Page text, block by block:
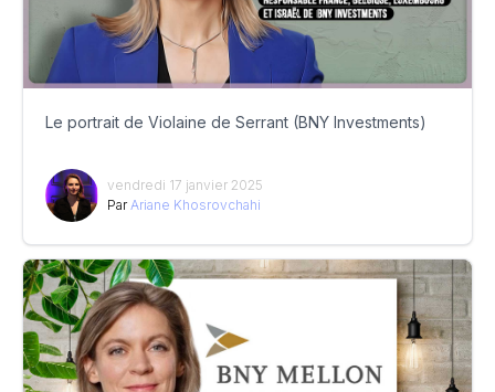
Le portrait de Violaine de Serrant (BNY Investments)
vendredi 17 janvier 2025
Par Ariane Khosrovchahi